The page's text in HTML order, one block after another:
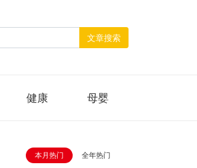
文章搜索
健康 母婴
本月热门 全年热门